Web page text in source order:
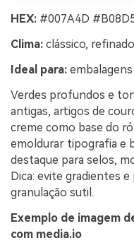
HEX: #007A4D
Clima: clássico,
Ideal para:
Verdes profundos e
antigas, artigos de
creme como base do
emoldurar tipografia e
destaque para selos,
Dica: evite gradientes
granulação sutil.
Exemplo de imagem
com media.io